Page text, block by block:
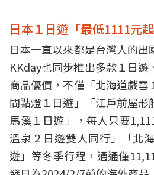
日本１日遊「最低1111元起
日本一直以來都是台灣人的
KKday也同步推出多款１日遊
商品優價，不僅「北海道戲雪
間點燈１日遊」「江戶前屋形
馬溪１日遊」，每人只要
溫泉２日遊雙人同行」「北
遊」等冬季行程，通通僅